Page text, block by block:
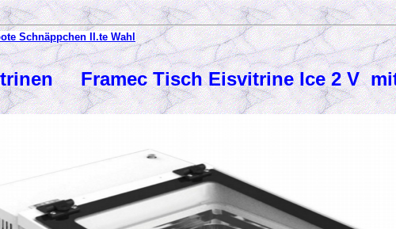
Schnäppchen II.te Wahl
Framec Tisch Eisvitrine Ice 2 V